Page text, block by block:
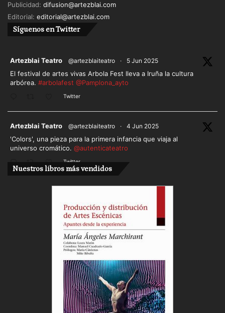
Publicidad: difusion@artezblai.com
Editorial: editorial@artezblai.com
Síguenos en Twitter
Artezblai Teatro @artezblaiteatro · 5 Jun 2025
El festival de artes vivas Arbola Fest lleva a Iruña la cultura
arbórea. #arbolafest @Pamplona_ayto
Twitter
Artezblai Teatro @artezblaiteatro · 4 Jun 2025
'Colors', una pieza para la primera infancia que viaja al
universo cromático. @autenticateatro
Twitter
Cargar más
Nuestros libros más vendidos